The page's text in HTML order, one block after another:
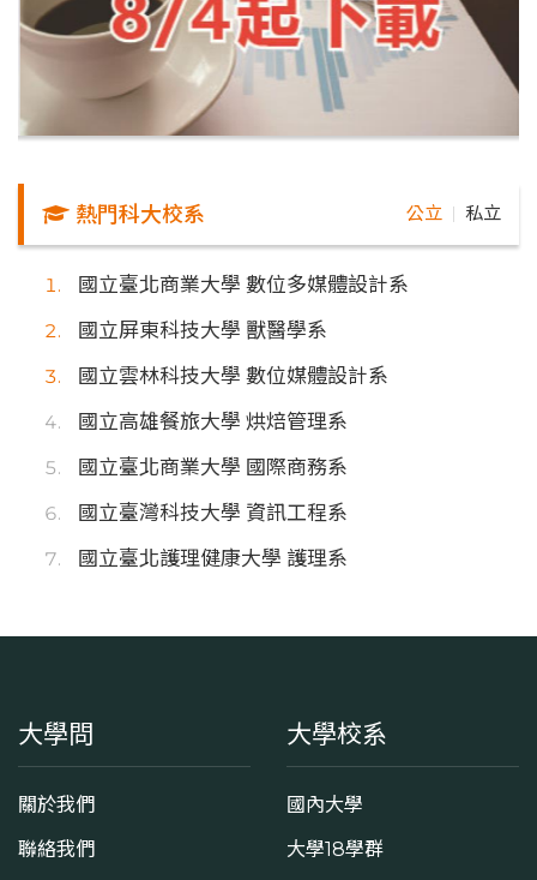
熱門科大校系 公立 私立
國立臺北商業大學 數位多媒體設計系
國立屏東科技大學 獸醫學系
國立雲林科技大學 數位媒體設計系
國立高雄餐旅大學 烘焙管理系
國立臺北商業大學 國際商務系
國立臺灣科技大學 資訊工程系
國立臺北護理健康大學 護理系
大學問
關於我們
聯絡我們
大學校系
國內大學
大學18學群